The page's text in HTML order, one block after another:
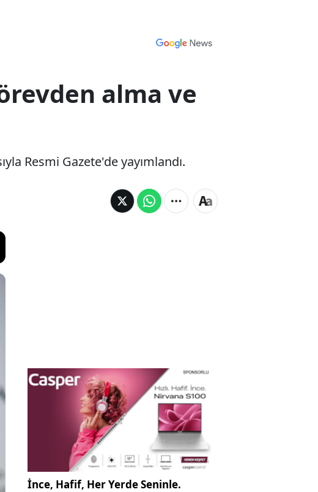
alma ve
Resmi Gazete'de yayımlandı.
İnce, Hafif, Her Yerde Seninle.